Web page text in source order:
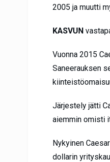
2005 ja muutti
KASVUN
Vuonna 2015
Saneerauksen
Järjestely jätti
aiemmin omisti
Nykyinen
dollarin